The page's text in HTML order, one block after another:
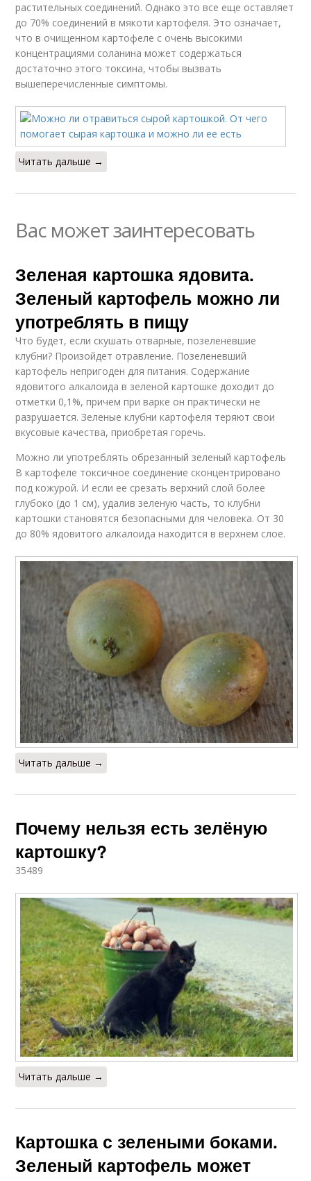
растительных соединений. Однако это все еще оставляет
до 70% соединений в мякоти картофеля. Это означает,
что в очищенном картофеле с очень высокими
концентрациями соланина может содержаться
достаточно этого токсина, чтобы вызвать
вышеперечисленные симптомы.
Читать дальше →
Вас может заинтересовать
Зеленая картошка ядовита.
Зеленый картофель можно ли
употреблять в пищу
Что будет, если скушать отварные, позеленевшие
клубни? Произойдет отравление. Позеленевший
картофель непригоден для питания. Содержание
ядовитого алкалоида в зеленой картошке доходит до
отметки 0,1%, причем при варке он практически не
разрушается. Зеленые клубни картофеля теряют свои
вкусовые качества, приобретая горечь.
Можно ли употреблять обрезанный зеленый картофель
В картофеле токсичное соединение сконцентрировано
под кожурой. И если ее срезать верхний слой более
глубоко (до 1 см), удалив зеленую часть, то клубни
картошки становятся безопасными для человека. От 30
до 80% ядовитого алкалоида находится в верхнем слое.
Читать дальше →
Почему нельзя есть зелёную
картошку?
35489
Читать дальше →
Картошка с зелеными боками.
Зеленый картофель может